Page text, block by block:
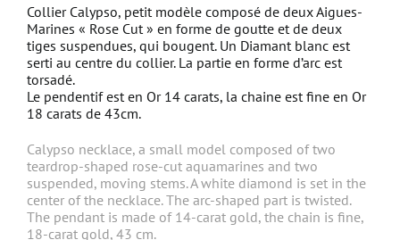
Collier Calypso, petit modèle composé de deux Aigues-
Marines « Rose Cut » en forme de goutte et de deux
tiges suspendues, qui bougent. Un Diamant blanc est
serti au centre du collier. La partie en forme d’arc est
torsadé.
Le pendentif est en Or 14 carats, la chaine est fine en Or
18 carats de 43cm.
Calypso necklace, a small model composed of two
teardrop-shaped rose-cut aquamarines and two
suspended, moving stems.A white diamond is set in the
center of the necklace. The arc-shaped part is twisted.
The pendant is made of 14-carat gold, the chain is fine,
18-carat gold, 43 cm.